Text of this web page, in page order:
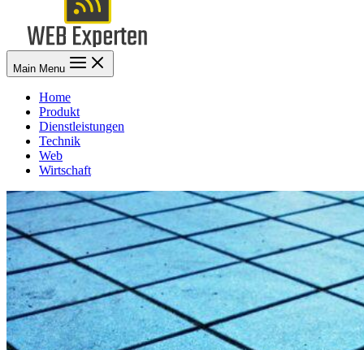
Main Menu
Home
Produkt
Dienstleistungen
Technik
Web
Wirtschaft